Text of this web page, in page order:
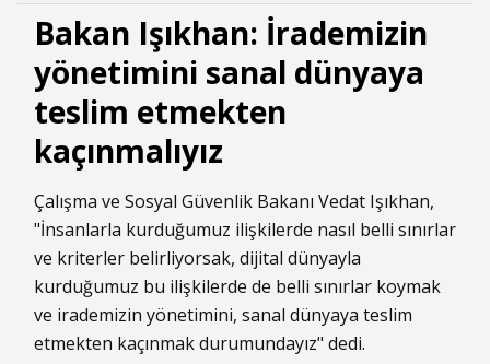
Bakan Işıkhan: İrademizin
yönetimini sanal dünyaya
teslim etmekten
kaçınmalıyız
Çalışma ve Sosyal Güvenlik Bakanı Vedat Işıkhan,
"İnsanlarla kurduğumuz ilişkilerde nasıl belli sınırlar
ve kriterler belirliyorsak, dijital dünyayla
kurduğumuz bu ilişkilerde de belli sınırlar koymak
ve irademizin yönetimini, sanal dünyaya teslim
etmekten kaçınmak durumundayız" dedi.